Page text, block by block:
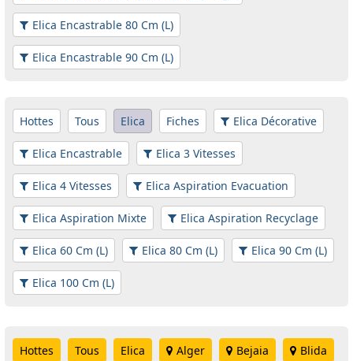
Elica Encastrable 80 Cm (L)
Elica Encastrable 90 Cm (L)
Hottes Tous Elica Fiches Elica Décorative
Elica Encastrable Elica 3 Vitesses
Elica 4 Vitesses Elica Aspiration Evacuation
Elica Aspiration Mixte Elica Aspiration Recyclage
Elica 60 Cm (L) Elica 80 Cm (L) Elica 90 Cm (L)
Elica 100 Cm (L)
Hottes Tous Elica Alger Bejaia Blida